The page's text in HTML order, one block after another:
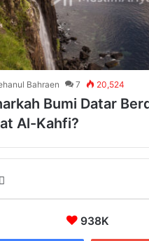
Bahraen 7 20,524
Bumi Datar
Al-Kahfi?
938K